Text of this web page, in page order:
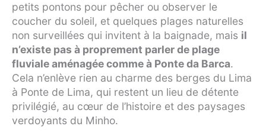
petits pontons pour pêcher ou observer le
coucher du soleil, et quelques plages naturelles
non surveillées qui invitent à la baignade, mais il
n’existe pas à proprement parler de plage
fluviale aménagée comme à Ponte da Barca.
Cela n’enlève rien au charme des berges du Lima
à Ponte de Lima, qui restent un lieu de détente
privilégié, au cœur de l’histoire et des paysages
verdoyants du Minho.